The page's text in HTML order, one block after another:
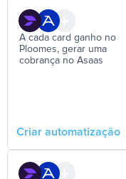
A cada card ganho no
Ploomes, gerar uma
cobrança no Asaas
Criar automatização